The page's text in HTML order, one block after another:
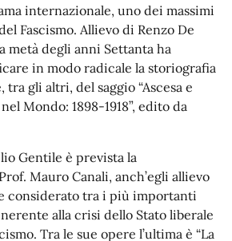
internazionale, uno dei massimi
Fascismo. Allievo di Renzo De
metà degli anni Settanta ha
in modo radicale la storiografia
tra gli altri, del saggio “Ascesa e
Mondo: 1898-1918”, edito da
Gentile è prevista la
Mauro Canali, anch’egli allievo
considerato tra i più importanti
alla crisi dello Stato liberale
Tra le sue opere l’ultima è “La